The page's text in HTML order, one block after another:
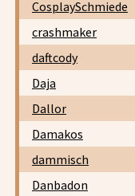
CosplaySchmiede
crashmaker
daftcody
Daja
Dallor
Damakos
dammisch
Danbadon